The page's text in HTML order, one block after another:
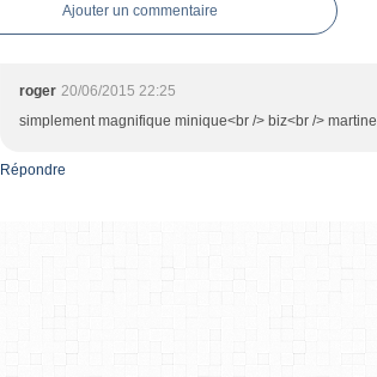
Ajouter un commentaire
roger 20/06/2015 22:25
simplement magnifique minique<br /> biz<br /> martine
Répondre